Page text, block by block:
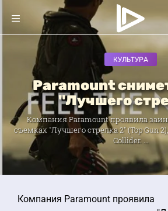
КУЛЬТУРА
Paramount
"Лучшего
Компания Paramount проявила
съемках "Лучшего стрелка 2" (Top Gun
Collider. ...
Компания Paramount проявила